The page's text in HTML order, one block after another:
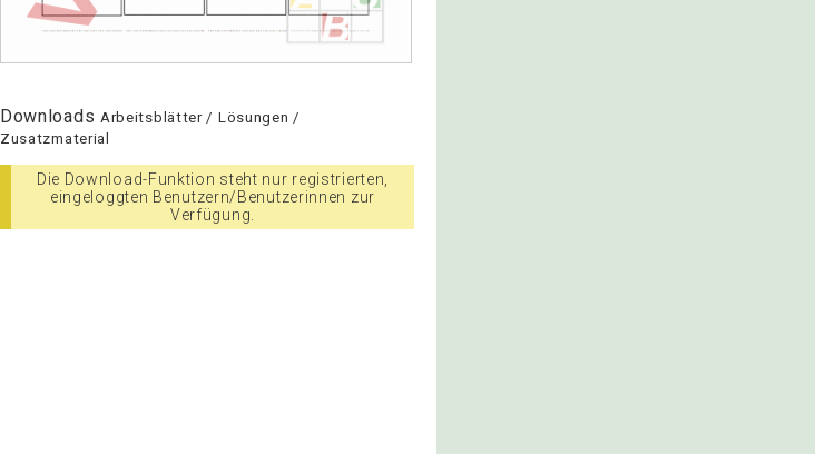
Downloads Arbeitsblätter / Lösungen /
Zusatzmaterial
Die Download-Funktion steht nur registrierten,
eingeloggten Benutzern/Benutzerinnen zur
Verfügung.